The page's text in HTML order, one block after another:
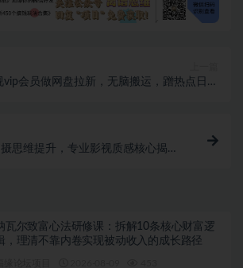
vip会员做网盘拉新，无脑搬运，蹭热点日赚
摄思维提升，专业影视质感核心揭
瓦尔致富心法研修课：拆解10条核心财富逻
，理清不靠内卷实现被动收入的成长路径